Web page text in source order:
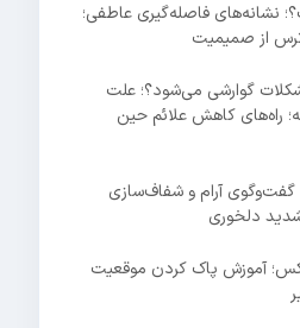
نشانه‌های فاصله‌گیری عاطفی؛
ترس از صمیمیت
گوارشی می‌شود؟؛ علت
راه‌های کاهش علائم حین
گفت‌وگوی آرام و شفاف‌سازی
دلخوری
آموزش پاک کردن موقعیت